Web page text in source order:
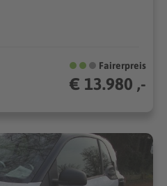
Fairerpreis
€ 13.980 ,-